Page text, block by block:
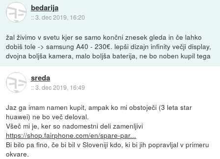
bedarija
::3. dec 2019, 16:20
žal živimo v svetu kjer se samo končni znesek gleda in če lahko
dobiš tole -> samsung A40 - 230€. lepši dizajn infinity večji display,
dvojna boljša kamera, malo boljša baterija, ne bo noben kupil tega
sreda
::3. dec 2019, 16:49
Jaz ga imam namen kupit, ampak ko mi obstoječi (3 leta star
huawei) ne bo več deloval.
Všeč mi je, ker so nadomestni deli zamenljivi
https://shop.fairphone.com/en/spare-par...
Bi bilo pa fino, če bi bil v Sloveniji kdo, ki bi jih popravljal v primeru
okvare.